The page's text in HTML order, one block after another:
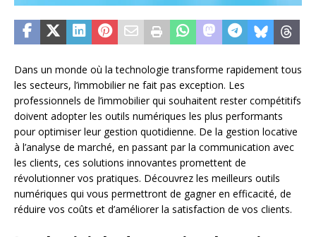
Dans un monde où la technologie transforme rapidement tous
les secteurs, l’immobilier ne fait pas exception. Les
professionnels de l’immobilier qui souhaitent rester compétitifs
doivent adopter les outils numériques les plus performants
pour optimiser leur gestion quotidienne. De la gestion locative
à l’analyse de marché, en passant par la communication avec
les clients, ces solutions innovantes promettent de
révolutionner vos pratiques. Découvrez les meilleurs outils
numériques qui vous permettront de gagner en efficacité, de
réduire vos coûts et d’améliorer la satisfaction de vos clients.